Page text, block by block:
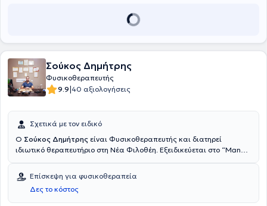
Σούκος Δημήτρης
Φυσικοθεραπευτής
9.9|40 αξιολογήσεις
Σχετικά με τον ειδικό
Ο Σούκος Δημήτρης είναι Φυσικοθεραπευτής και διατηρεί
ιδιωτικό θεραπευτήριο στη Νέα Φιλοθέη. Εξειδικεύεται στο “Manual
Αναλυτικότερα, πέρα από την κλασική φυσιοθεραπεία ο κ. Σούκος
δουλεύει με τα χέρια ειδικές τεχνικές κινητοποίησης των
αρθρώσεων του ανθρωπίνου σώματος. Αυτές οι τεχνικές στοχεύουν
στην αντιμετώπιση του προβλήματος και εν συνεχεία στην
Επίσκεψη για φυσικοθεραπεία
Δες το κόστος